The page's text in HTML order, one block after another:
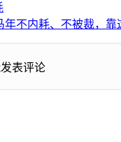
年不内耗、不被裁，靠
表评论